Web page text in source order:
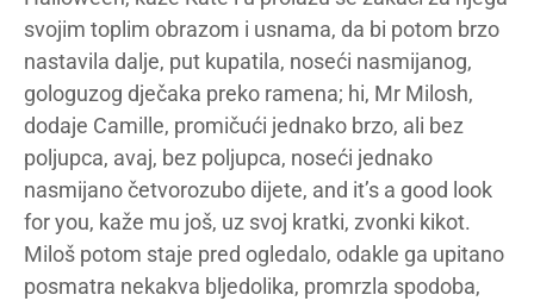
svojim toplim obrazom i usnama, da bi potom brzo
nastavila dalje, put kupatila, noseći nasmijanog,
gologuzog dječaka preko ramena; hi, Mr Milosh,
dodaje Camille, promičući jednako brzo, ali bez
poljupca, avaj, bez poljupca, noseći jednako
nasmijano četvorozubo dijete, and it’s a good look
for you, kaže mu još, uz svoj kratki, zvonki kikot.
Miloš potom staje pred ogledalo, odakle ga upitano
posmatra nekakva bljedolika, promrzla spodoba,